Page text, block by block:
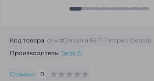
Код товара: d-w#Cersania 55 Т-1 Марко (серая)
Производитель: Seria A
Отзывы: 0